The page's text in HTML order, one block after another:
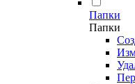
Папки
Папки